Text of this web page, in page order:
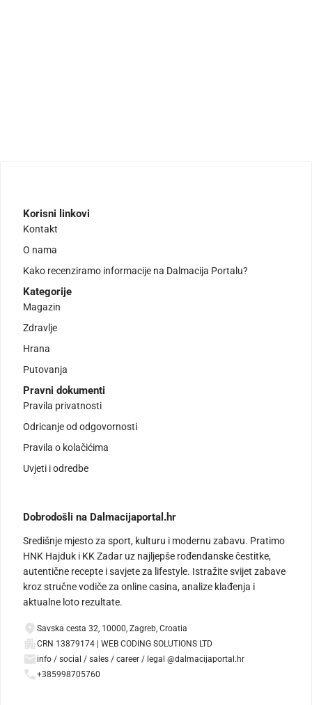
Korisni linkovi
Kontakt
O nama
Kako recenziramo informacije na Dalmacija Portalu?
Kategorije
Magazin
Zdravlje
Hrana
Putovanja
Pravni dokumenti
Pravila privatnosti
Odricanje od odgovornosti
Pravila o kolačićima
Uvjeti i odredbe
Dobrodošli na Dalmacijaportal.hr
Središnje mjesto za sport, kulturu i modernu zabavu. Pratimo
HNK Hajduk i KK Zadar uz najljepše rođendanske čestitke,
autentične recepte i savjete za lifestyle. Istražite svijet zabave
kroz stručne vodiče za online casina, analize klađenja i
aktualne loto rezultate.
Savska cesta 32, 10000, Zagreb, Croatia
CRN 13879174 | WEB CODING SOLUTIONS LTD
info / social / sales / career / legal @dalmacijaportal.hr
+385998705760